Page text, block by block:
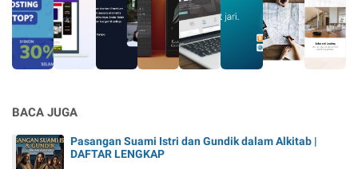
BACA JUGA
Pasangan Suami Istri dan Gundik dalam Alkitab |
DAFTAR LENGKAP